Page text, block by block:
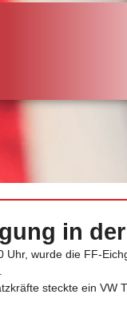
in
Uhr, wurde die FF-
steckte ein VW